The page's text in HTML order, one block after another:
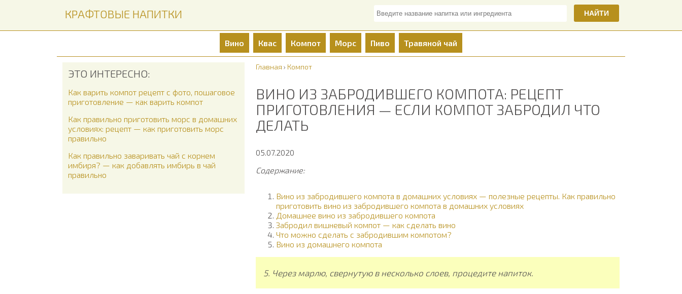
КРАФТОВЫЕ НАПИТКИ НАЙТИ
Вино Квас Компот Морс Пиво Травяной чай
ЭТО ИНТЕРЕСНО:
Как варить компот рецепт с фото, пошаговое
приготовление — как варить компот
Как правильно приготовить морс в домашних
условиях: рецепт — как приготовить морс
правильно
Как правильно заваривать чай с корнем
имбиря? — как добавлять имбирь в чай
правильно
Главная › Компот
ВИНО ИЗ ЗАБРОДИВШЕГО КОМПОТА: РЕЦЕПТ
ПРИГОТОВЛЕНИЯ — ЕСЛИ КОМПОТ ЗАБРОДИЛ ЧТО
ДЕЛАТЬ
05.07.2020
Содержание:
Вино из забродившего компота в домашних условиях — полезные рецепты. Как правильно
приготовить вино из забродившего компота в домашних условиях
Домашнее вино из забродившего компота
Забродил вишневый компот — как сделать вино
Что можно сделать с забродившим компотом?
Вино из домашнего компота
5. Через марлю, свернутую в несколько слоев, процедите напиток.